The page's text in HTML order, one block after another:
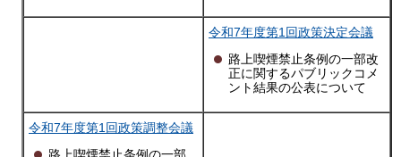
令和7年度第1回政策決定会議
路上喫煙禁止条例の一部改
正に関するパブリックコメ
ント結果の公表について
令和7年度第1回政策調整会議